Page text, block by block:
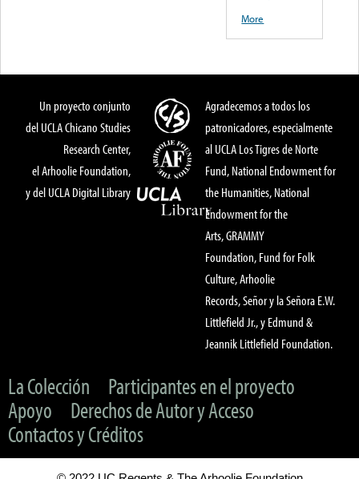
More
Un proyecto conjunto
del UCLA Chicano Studies
Research Center,
el Arhoolie Foundation,
y del UCLA Digital Library
Agradecemos a todos los
patronicadores, especialmente
al UCLA Los Tigres de Norte
Fund, National Endowment for
the Humanities, National
Endowment for the
Arts, GRAMMY
Foundation, Fund for Folk
Culture, Arhoolie
Records, Señor y la Señora E.W.
Littlefield Jr., y Edmund &
Jeannik Littlefield Foundation.
La Colección
Participantes en el proyecto
Apoyo
Derechos de Autor y Acceso
Contactos y Créditos